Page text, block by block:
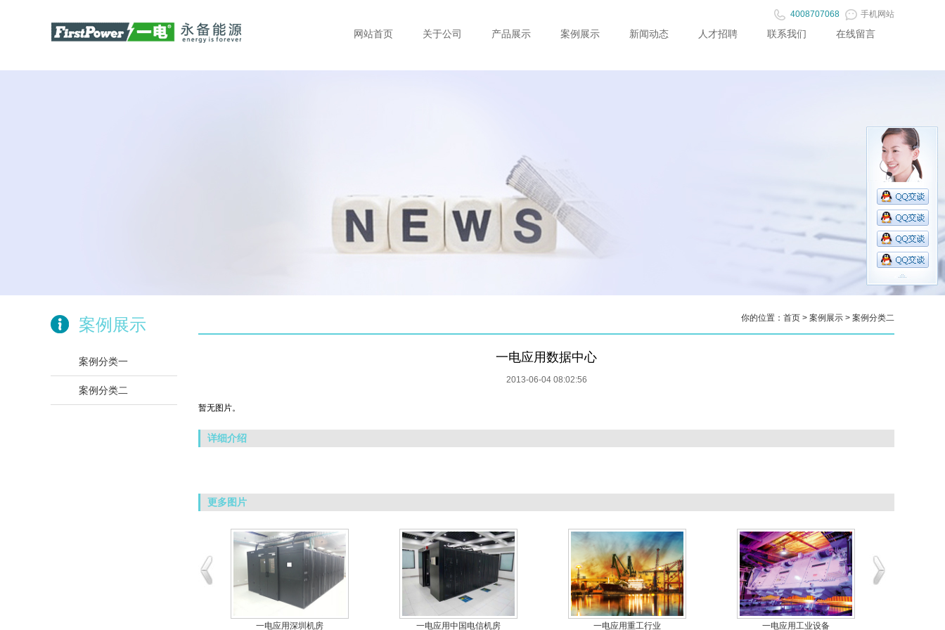
4008707068 手机网站
网站首页 关于公司 产品展示 案例展示 新闻动态 人才招聘 联系我们 在线留言
案例展示
案例分类一
案例分类二
你的位置： 首页 > 案例展示 > 案例分类二
一电应用数据中心
2013-06-04 08:02:56
暂无图片。
详细介绍
更多图片
一电应用深圳机房 一电应用中国电信机房 一电应用重工行业 一电应用工业设备